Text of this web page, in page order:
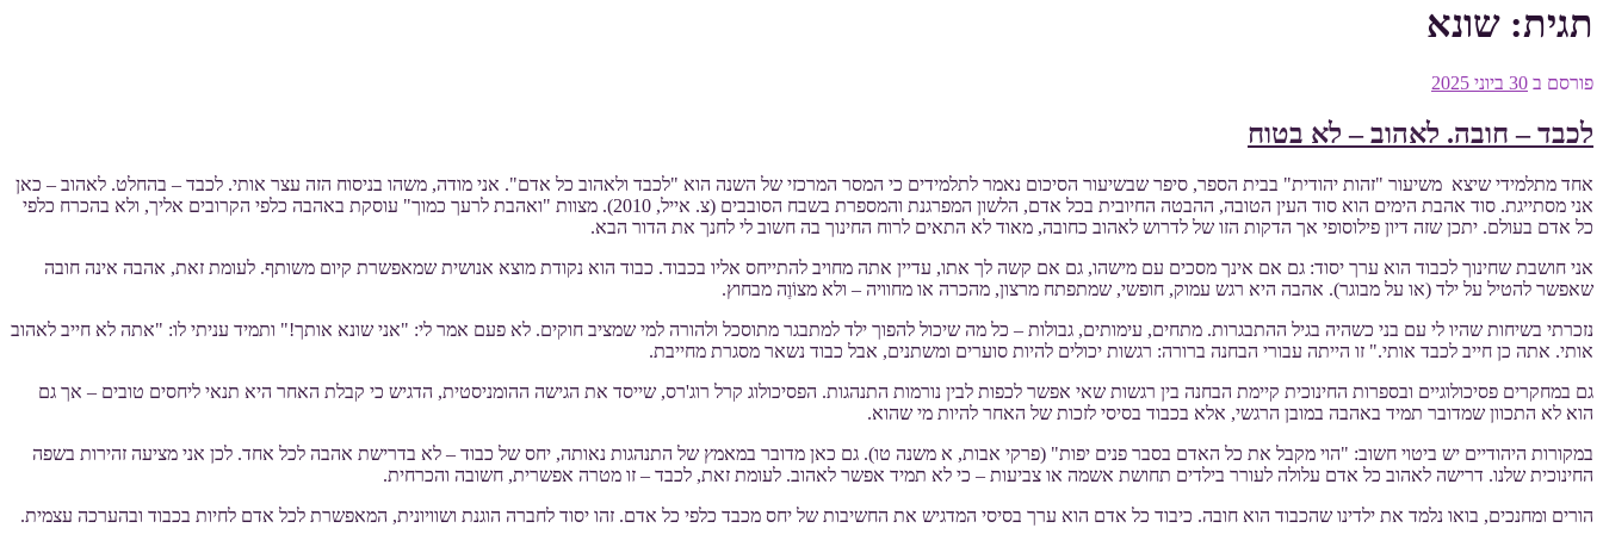
תגית: שונא
פורסם ב 30 ביוני 2025
לכבד – חובה. לאהוב – לא בטוח
אחד מתלמידי שיצא משיעור "זהות יהודית" בבית הספר, סיפר שבשיעור הסיכום נאמר לתלמידים כי המסר המרכזי של השנה הוא "לכבד ולאהוב כל אדם". אני מודה, משהו בניסוח הזה עצר אותי. לכבד – בהחלט. לאהוב – כאן
אני מסתייגת. סוד אהבת הימים הוא סוד העין הטובה, ההבטה החיובית בכל אדם, הלשון המפרגנת והמספרת בשבח הסובבים (צ. אייל, 2010). מצוות "ואהבת לרעך כמוך" עוסקת באהבה כלפי הקרובים אליך, ולא בהכרח כלפי
כל אדם בעולם. יתכן שזה דיון פילוסופי אך הדקות הזו של לדרוש לאהוב כחובה, מאוד לא התאים לרוח החינוך בה חשוב לי לחנך את הדור הבא.
אני חושבת שחינוך לכבוד הוא ערך יסוד: גם אם אינך מסכים עם מישהו, גם אם קשה לך אתו, עדיין אתה מחויב להתייחס אליו בכבוד. כבוד הוא נקודת מוצא אנושית שמאפשרת קיום משותף. לעומת זאת, אהבה אינה חובה
שאפשר להטיל על ילד (או על מבוגר). אהבה היא רגש עמוק, חופשי, שמתפתח מרצון, מהכרה או מחוויה – ולא מצוֹוֶה מבחוץ.
נזכרתי בשיחות שהיו לי עם בני כשהיה בגיל ההתבגרות. מתחים, עימותים, גבולות – כל מה שיכול להפוך ילד למתבגר מתוסכל ולהורה למי שמציב חוקים. לא פעם אמר לי: "אני שונא אותך!" ותמיד עניתי לו: "אתה לא חייב לאהוב
אותי. אתה כן חייב לכבד אותי." זו הייתה עבורי הבחנה ברורה: רגשות יכולים להיות סוערים ומשתנים, אבל כבוד נשאר מסגרת מחייבת.
גם במחקרים פסיכולוגיים ובספרות החינוכית קיימת הבחנה בין רגשות שאי אפשר לכפות לבין נורמות התנהגות. הפסיכולוג קרל רוג'רס, שייסד את הגישה ההומניסטית, הדגיש כי קבלת האחר היא תנאי ליחסים טובים – אך גם
הוא לא התכוון שמדובר תמיד באהבה במובן הרגשי, אלא בכבוד בסיסי לזכות של האחר להיות מי שהוא.
במקורות היהודיים יש ביטוי חשוב: "הוי מקבל את כל האדם בסבר פנים יפות" (פרקי אבות, א משנה טו). גם כאן מדובר במאמץ של התנהגות נאותה, יחס של כבוד – לא בדרישת אהבה לכל אחד. לכן אני מציעה זהירות בשפה
החינוכית שלנו. דרישה לאהוב כל אדם עלולה לעורר בילדים תחושת אשמה או צביעות – כי לא תמיד אפשר לאהוב. לעומת זאת, לכבד – זו מטרה אפשרית, חשובה והכרחית.
הורים ומחנכים, בואו נלמד את ילדינו שהכבוד הוא חובה. כיבוד כל אדם הוא ערך בסיסי המדגיש את החשיבות של יחס מכבד כלפי כל אדם. זהו יסוד לחברה הוגנת ושוויונית, המאפשרת לכל אדם לחיות בכבוד ובהערכה עצמית.